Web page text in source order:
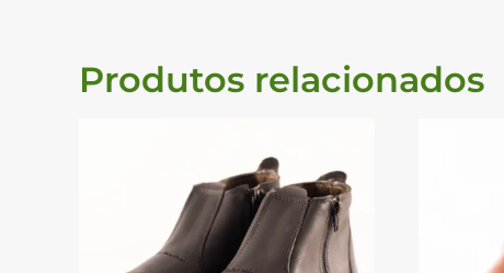
Produtos relacionados